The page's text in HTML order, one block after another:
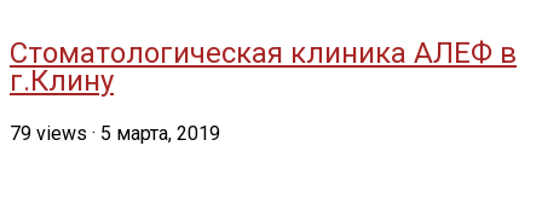
Стоматологическая клиника АЛЕФ в
г.Клину
79 views · 5 марта, 2019